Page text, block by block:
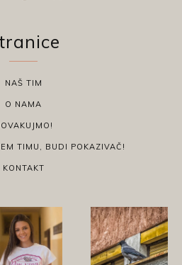
NAŠ TIM
O NAMA
TIMU, BUDI POKAZIVAČ!
KONTAKT